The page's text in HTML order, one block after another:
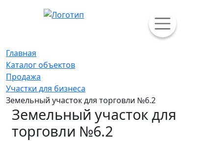
Главная
Каталог объектов
Продажа
Участки для бизнеса
Земельный участок для торговли №6.2
Земельный участок для
торговли №6.2